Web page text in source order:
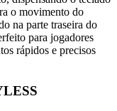
o movimento do
na parte traseira do
para jogadores
rápidos e precisos